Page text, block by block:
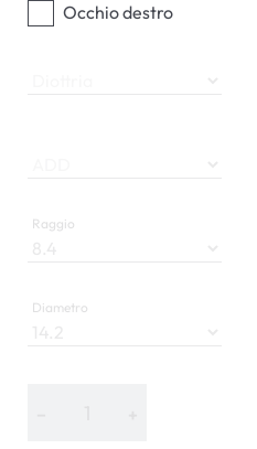
Occhio destro
Raggio
Diametro